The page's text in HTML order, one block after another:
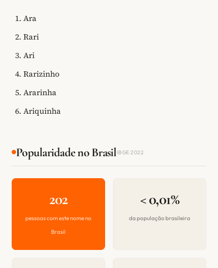
Ara
Rari
Ari
Rarizinho
Ararinha
Ariquinha
Popularidade no BrasilIBGE 2022
202
pessoas com este nome no
Brasil
< 0,01%
da população brasileira